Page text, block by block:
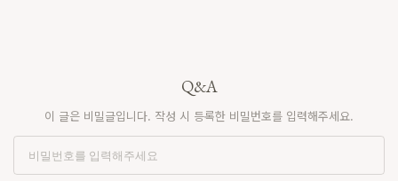
Q&A
이 글은 비밀글입니다. 작성 시 등록한 비밀번호를 입력해주세요.